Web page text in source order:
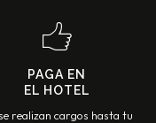
PAGA EN
EL HOTEL
realizan cargos hasta tu